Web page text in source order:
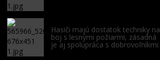
Hasiči majú dostatok techniky na
boj s lesnými požiarmi, zásadná
je aj spolupráca s dobrovoľníkmi